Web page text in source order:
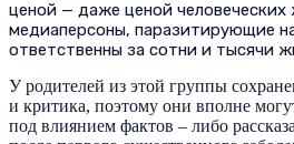
ценой — даже ценой человеческих
медиаперсоны, паразитирующие
ответственны за сотни и тысячи
У родителей из этой группы
и критика, поэтому они вполне
под влиянием фактов – либо